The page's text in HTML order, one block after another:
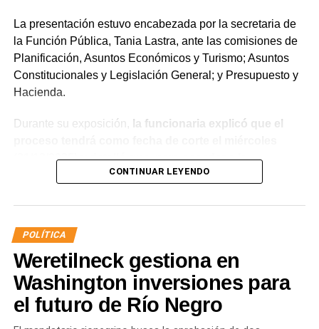
La presentación estuvo encabezada por la secretaria de
la Función Pública, Tania Lastra, ante las comisiones de
Planificación, Asuntos Económicos y Turismo; Asuntos
Constitucionales y Legislación General; y Presupuesto y
Hacienda.
Durante su exposición,
la funcionaria explicó que el
(31/12/2025) y detalló que, para acceder a la
estabilidad, los agentes deberán aprobar el examen
Administración Pública (IPAP), no registrar sanciones
superiores a 10 días de suspensión ante la Junta de
Disciplina, contar con un informe favorable y acreditar
aptitud psicofísica mediante la Junta Médica
Provincial.
Además, Lastra aseguró que el salario neto de los
trabajadores no sufrirá reducciones y remarcó que todo el
CONTINUAR LEYENDO
POLÍTICA
Weretilneck gestiona en
Washington inversiones para
el futuro de Río Negro